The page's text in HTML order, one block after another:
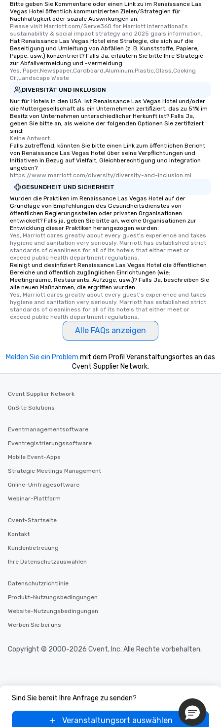
Bitte geben Sie Kommentare oder einen Link zu im Renaissance Las
Vegas Hotel öffentlich kommunizierten Zielen/Strategien für
Nachhaltigkeit oder soziale Auswirkungen an.
Please visit Marriott.com/Serve360 for Marriott International's
sustainability & social impact strategy and 2025 goals information.
Hat Renaissance Las Vegas Hotel eine Strategie, die sich auf die
Beseitigung und Umleitung von Abfällen (z. B. Kunststoffe, Papiere,
Pappe, usw.) konzentriert? Falls Ja, erläutern Sie bitte Ihre Strategie
zur Abfallvermeidung und -vermeidung.
Yes, Paper,Newspaper,Cardboard,Aluminum,Plastic,Glass,Cooking
Oil,Landscape Waste
DIVERSITÄT UND INKLUSION
Nur für Hotels in den USA: Ist Renaissance Las Vegas Hotel und/oder
die Muttergesellschaft als ein Unternehmen zertifiziert, das zu 51% im
Besitz von Unternehmen unterschiedlicher Herkunft ist? Falls Ja,
geben Sie bitte an, als welche der folgenden Optionen Sie zertifiziert
sind:
Keine Antwort.
Falls zutreffend, könnten Sie bitte einen Link zum öffentlichen Bericht
von Renaissance Las Vegas Hotel über seine Verpflichtungen und
Initiativen in Bezug auf Vielfalt, Gleichberechtigung und Integration
angeben?
https://www.marriott.com/diversity/diversity-and-inclusion.mi
GESUNDHEIT UND SICHERHEIT
Wurden die Praktiken im Renaissance Las Vegas Hotel auf der
Grundlage von Empfehlungen des Gesundheitsdienstes von
öffentlichen Regierungsstellen oder privaten Organisationen
entwickelt? Falls ja, geben Sie bitte an, welche Organisationen zur
Entwicklung dieser Praktiken herangezogen wurden:
Yes, Marriott cares greatly about every guest's experience and takes
hygiene and sanitation very seriously. Marriott has established strict
standards of cleanliness for all of its hotels that either meet or
exceed public health department regulations.
Reinigt und desinfiziert Renaissance Las Vegas Hotel die öffentlichen
Bereiche und öffentlich zugänglichen Einrichtungen (wie:
Meetingräume, Restaurants, Aufzüge, usw.)? Falls Ja, beschreiben Sie
alle neuen Maßnahmen, die ergriffen wurden.
Yes, Marriott cares greatly about every guest's experience and takes
hygiene and sanitation very seriously. Marriott has established strict
standards of cleanliness for all of its hotels that either meet or
exceed public health department regulations.
Alle FAQs anzeigen
Sind Sie bereit Ihre Anfrage zu senden?
Veranstaltungsort auswählen
Melden Sie ein Problem mit dem Profil Veranstaltungsortes an das
Cvent Supplier Network.
Cvent Supplier Network
OnSite Solutions
Eventmanagementsoftware
Eventregistrierungssoftware
Mobile Event-Apps
Strategic Meetings Management
Online-Umfragesoftware
Webinar-Plattform
Cvent-Startseite
Kontakt
Kundenbetreuung
Ihre Datenschutzauswahlen
Datenschutzrichtlinie
Produkt-Nutzungsbedingungen
Website-Nutzungsbedingungen
Werben Sie bei uns
Copyright © 2000-2026 Cvent, Inc. Alle Rechte vorbehalten.